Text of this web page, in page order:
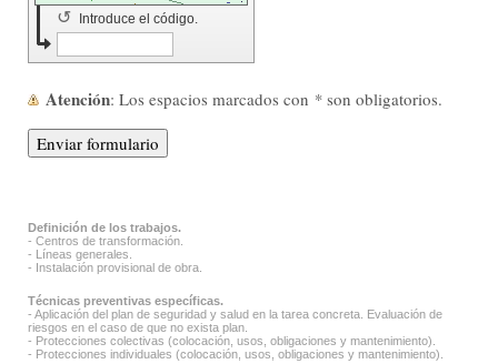
Introduce el código.
↺
Atención : Los espacios marcados con * son obligatorios.
Definición de los trabajos.
- Centros de transformación.
- Líneas generales.
- Instalación provisional de obra.
Técnicas preventivas específicas.
- Aplicación del plan de seguridad y salud en la tarea concreta. Evaluación de
riesgos en el caso de que no exista plan.
- Protecciones colectivas (colocación, usos, obligaciones y mantenimiento).
- Protecciones individuales (colocación, usos, obligaciones y mantenimiento).